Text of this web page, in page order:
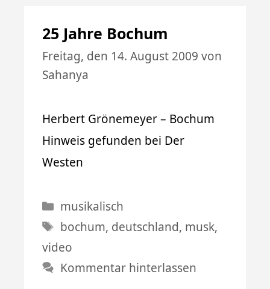
25 Jahre Bochum
Freitag, den 14. August 2009 von
Sahanya
Herbert Grönemeyer – Bochum
Hinweis gefunden bei Der
Westen
Kategorien
musikalisch
Schlagwörter
bochum, deutschland, musk,
video
Kommentar hinterlassen